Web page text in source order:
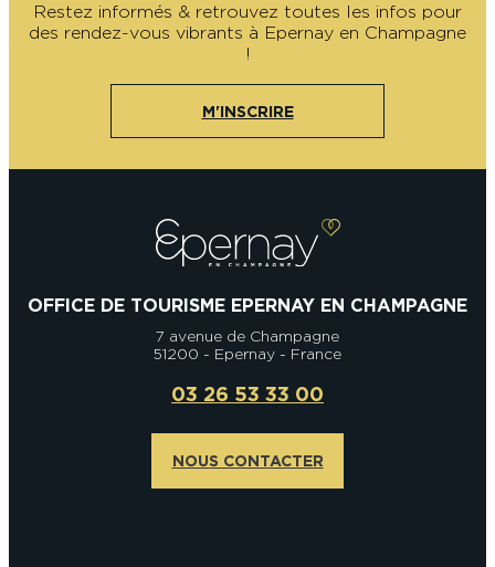
Restez informés & retrouvez toutes les infos pour
des rendez-vous vibrants à Epernay en Champagne
!
M'INSCRIRE
OFFICE DE TOURISME EPERNAY EN CHAMPAGNE
7 avenue de Champagne
51200 - Epernay - France
03 26 53 33 00
NOUS CONTACTER